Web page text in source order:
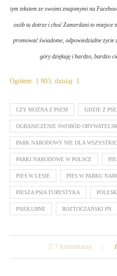
tym tekstem ze swoimi znajomymi na
osób tu dotrze i choćZamerdani to miejsce
promować świadome, odpowiedzialne życie
góry dziękuję i bardzo, bardzo
Ogółem: 1 803, dzisiaj: 1
CZY MOŻNA Z PSEM GDZIE Z
OGRANICZENIE SWOBÓD
PARK NARODOWY NIE DLA
PARKI NARODOWE W POLSCE
PIES W LESIE PIES W PARKU
PIESZA PSIA TURYSTYKA
PSIOLUBNE ROZTOCZAŃSKI PN
7 komentarzy 1